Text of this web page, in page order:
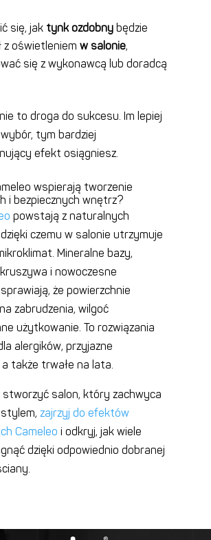
się, jak tynk ozdobnybędzie
z oświetleniem w salonie,
się z wykonawcą lub doradcą
to droga do sukcesu. Im lepiej
tym bardziej
efekt osiągniesz.
wspierają tworzenie
i bezpiecznych wnętrz?
powstają z naturalnych
czemu w salonie utrzymuje
Mineralne bazy,
i nowoczesne
że powierzchnie
zabrudzenia, wilgoć
użytkowanie. To rozwiązania
alergików, przyjazne
także trwałe na lata.
stworzyć salon, który zachwyca
zajrzyj do efektów
Cameleo i odkryj, jak wiele
dzięki odpowiednio dobranej